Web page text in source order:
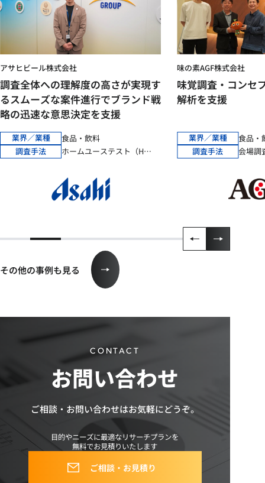
アサヒビール株式会社
調査全体への理解度の高さが実現す
るスムーズな案件進行でブランド戦
略の迅速な意思決定を支援
業界／業種
食品・飲料
調査手法
ホームユーステスト（HUT）
味の素AGF株式会社
味覚調査・コンセ
解析を支援
業界／業種
食品・
調査手法
会場調
その他の事例も見る
CONTACT
お問い合わせ
ご相談・お問い合わせはお気軽にどうぞ。
目的やニーズに最適なリサーチプランを
無料でお見積りいたします
ご相談・お見積り